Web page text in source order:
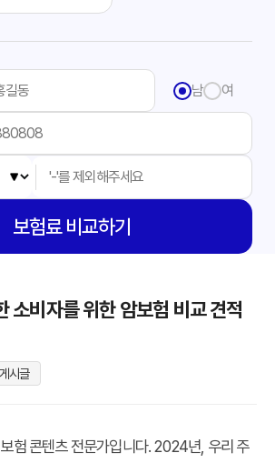
남 여
보험료비교하기
비자를 위한 암보험 비교 견적
시글
험 콘텐츠 전문가입니다. 2024년, 우리 주